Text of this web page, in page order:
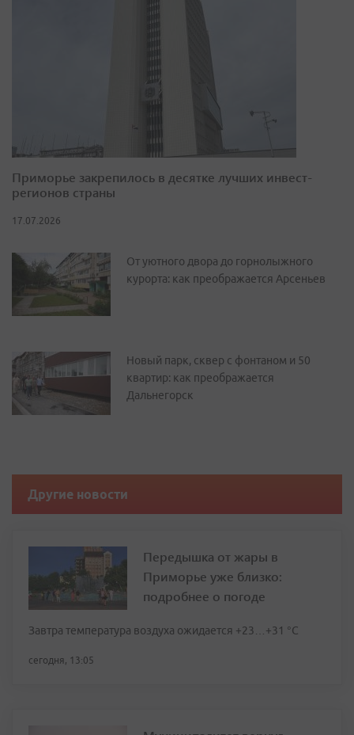
Приморье закрепилось в десятке лучших инвест-
регионов страны
17.07.2026
От уютного двора до горнолыжного
курорта: как преображается Арсеньев
Новый парк, сквер с фонтаном и 50
квартир: как преображается
Дальнегорск
Другие новости
Передышка от жары в
Приморье уже близко:
подробнее о погоде
Завтра температура воздуха ожидается +23…+31 °C
сегодня, 13:05